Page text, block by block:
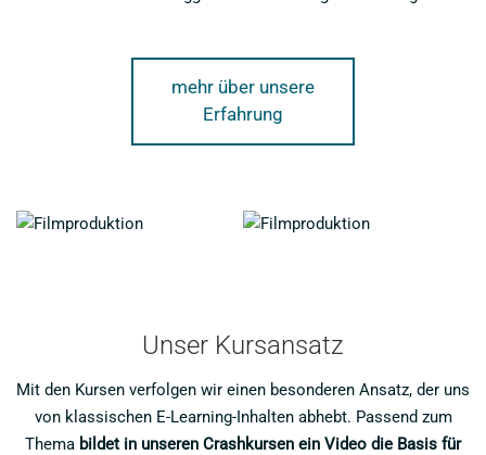
mehr über unsere
Erfahrung
Unser Kursansatz
Mit den Kursen verfolgen wir einen besonderen Ansatz, der uns
von klassischen E-Learning-Inhalten abhebt. Passend zum
Thema bildet in unseren Crashkursen ein Video die Basis für